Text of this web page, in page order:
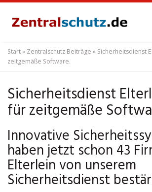
content
Start» Zentralschutz Beiträge » Sicherheitsdienst
zeitgemäße Software.
Sicherheitsdienst
für zeitgemäße
Innovative
haben jetzt schon 43
Elterlein von unserem
Sicherheitsdienst